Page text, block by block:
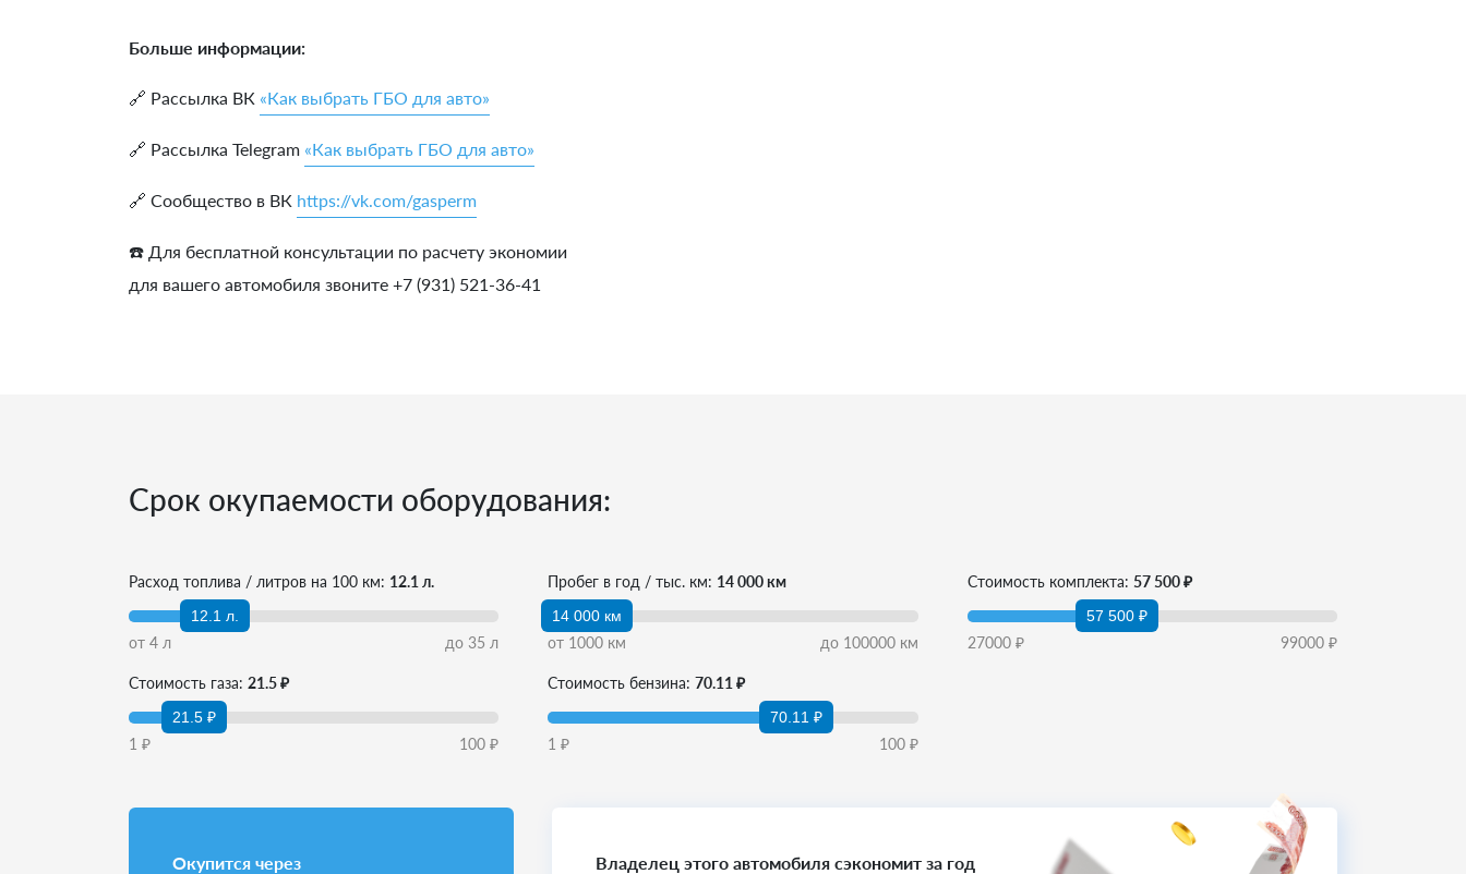
Больше информации:
🔗 Рассылка ВК «Как выбрать ГБО для авто»
🔗 Рассылка Telegram «Как выбрать ГБО для авто»
🔗 Сообщество в ВК https://vk.com/gasperm
☎️ Для бесплатной консультации по расчету экономии
для вашего автомобиля звоните +7 (931) 521-36-41
Срок окупаемости оборудования:
Расход топлива / литров на 100 км: 12.1 л.
12.1 л.
от 4 л до35 л
Пробег в год / тыс. км: 14 000 км
14 000 км
от 1000 км до 100000км
Стоимость комплекта: 57 500 ₽
57 500 ₽
27000₽ 99000₽
Стоимость газа: 21.5 ₽
21.5 ₽
1 ₽ 100 ₽
Стоимость бензина:70.11 ₽
70.11 ₽
1 ₽ 100₽
Окупится через Владелец этого автомобиля сэкономит за год